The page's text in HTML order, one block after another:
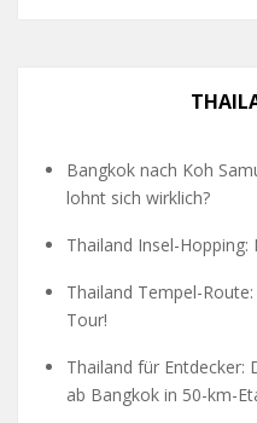
Bangkok nach Koh
lohnt sich wirklich?
Thailand Insel-
Thailand Tempel-
Tour!
Thailand für Entdecker:
ab Bangkok in 50-km-